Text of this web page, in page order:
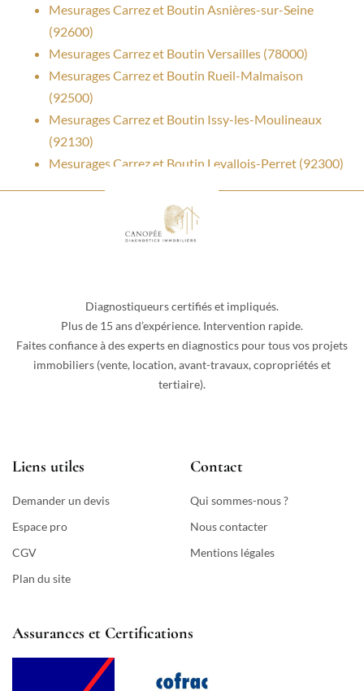
Mesurages Carrez et Boutin Asnières-sur-Seine
(92600)
Mesurages Carrez et Boutin Versailles (78000)
Mesurages Carrez et Boutin Rueil-Malmaison
(92500)
Mesurages Carrez et Boutin Issy-les-Moulineaux
(92130)
Mesurages Carrez et Boutin Levallois-Perret (92300)
Diagnostiqueurs certifiés et impliqués.
Plus de 15 ans d’expérience. Intervention rapide.
Faites confiance à des experts en diagnostics pour tous vos projets
immobiliers (vente, location, avant-travaux, copropriétés et
tertiaire).
Liens utiles
Demander un devis
Espace pro
CGV
Plan du site
Contact
Qui sommes-nous ?
Nous contacter
Mentions légales
Assurances et Certifications